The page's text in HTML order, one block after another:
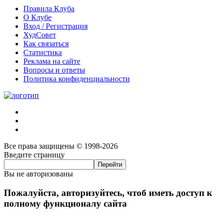
Правила Клуба
О Клубе
Вход / Регистрация
ХудСовет
Как связаться
Статистика
Реклама на сайте
Вопросы и ответы
Политика конфиденциальности
Все права защищены © 1998-2026
Введите страницу
Вы не авторизованы
Пожалуйста, авторизуйтесь, чтоб иметь доступ к
полному функционалу сайта